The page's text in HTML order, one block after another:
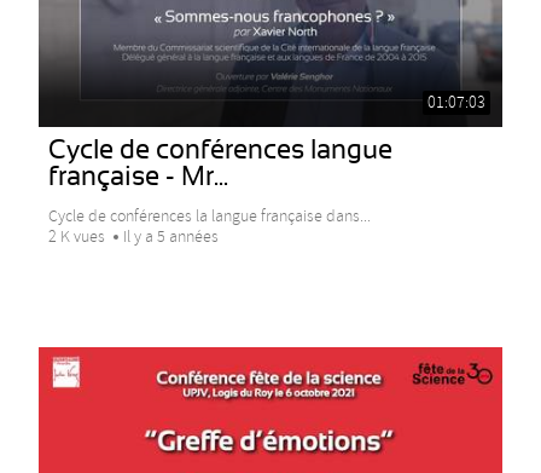
01:07:03
Cycle de conférences langue
française - Mr...
Cycle de conférences la langue française dans...
2 K vues
Il y a 5 années